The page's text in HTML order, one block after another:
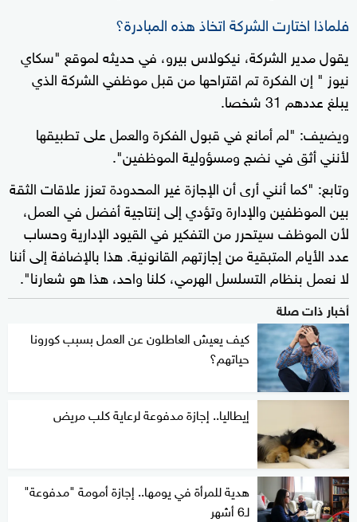
فلماذا اختارت الشركة اتخاذ هذه المبادرة؟
يقول مدير الشركة، نيكولاس بيرو، في حديثه لموقع "سكاي
نيوز " إن الفكرة تم اقتراحها من قبل موظفي الشركة الذي
يبلغ عددهم 31 شخصا.
ويضيف: "لم أمانع في قبول الفكرة والعمل على تطبيقها
لأنني أثق في نضج ومسؤولية الموظفين".
وتابع: "كما أنني أرى أن الإجازة غير المحدودة تعزز علاقات الثقة
بين الموظفين والإدارة وتؤدي إلى إنتاجية أفضل في العمل،
لأن الموظف سيتحرر من التفكير في القيود الإدارية وحساب
عدد الأيام المتبقية من إجازتهم القانونية. هذا بالإضافة إلى أننا
لا نعمل بنظام التسلسل الهرمي، كلنا واحد، هذا هو شعارنا".
أخبار ذات صلة
كيف يعيش العاطلون عن العمل بسبب كورونا
حياتهم؟
إيطاليا.. إجازة مدفوعة لرعاية كلب مريض
هدية للمرأة في يومها.. إجازة أمومة "مدفوعة"
لـ6 أشهر